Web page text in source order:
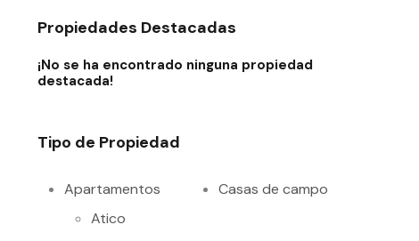
Propiedades Destacadas
¡No se ha encontrado ninguna propiedad
destacada!
Tipo de Propiedad
Apartamentos
Atico
Casas de campo